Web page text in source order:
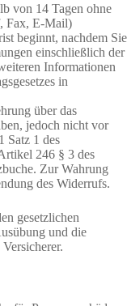
von 14 Tagen ohne
Fax, E-Mail)
beginnt, nachdem Sie
einschließlich der
Informationen
in
über das
jedoch nicht vor
Satz 1 des
246 § 3 des
Zur Wahrung
des Widerrufs.
gesetzlichen
und die